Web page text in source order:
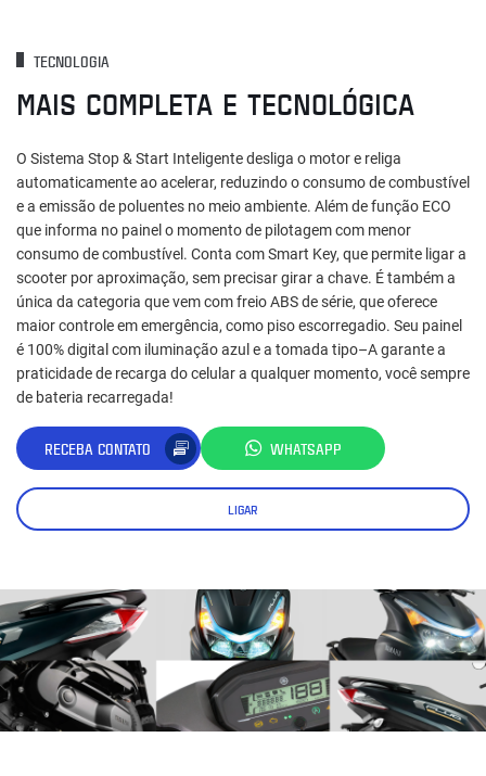
TECNOLOGIA
MAIS COMPLETA E TECNOLÓGICA
O Sistema Stop & Start Inteligente desliga o motor e religa
automaticamente ao acelerar, reduzindo o consumo de combustível
e a emissão de poluentes no meio ambiente. Além de função ECO
que informa no painel o momento de pilotagem com menor
consumo de combustível. Conta com Smart Key, que permite ligar a
scooter por aproximação, sem precisar girar a chave. É também a
única da categoria que vem com freio ABS de série, que oferece
maior controle em emergência, como piso escorregadio. Seu painel
é 100% digital com iluminação azul e a tomada tipo–A garante a
praticidade de recarga do celular a qualquer momento, você sempre
de bateria recarregada!
RECEBA CONTATO WHATSAPP
LIGAR